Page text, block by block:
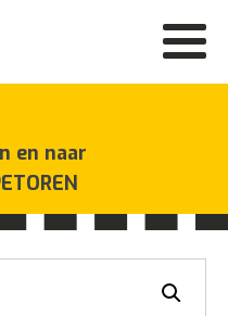
en naar